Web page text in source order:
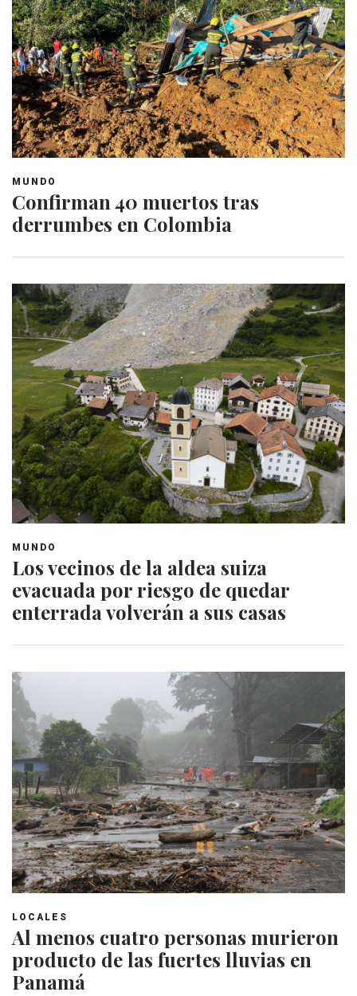
MUNDO
Confirman 40 muertos tras
derrumbes en Colombia
MUNDO
Los vecinos de la aldea suiza
evacuada por riesgo de quedar
enterrada volverán a sus casas
LOCALES
Al menos cuatro personas murieron
producto de las fuertes lluvias en
Panamá